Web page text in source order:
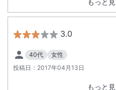
もっと
3.0
40代
女性
投稿日： 2017年04月13日
もっと